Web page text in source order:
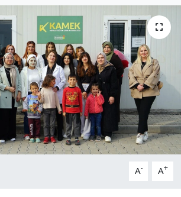
A- A+
- Sanat - Turizm